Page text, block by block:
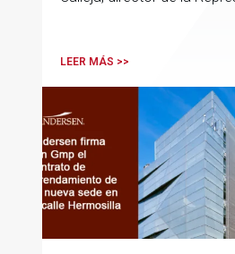
jurídico y académico
LEER MÁS >>